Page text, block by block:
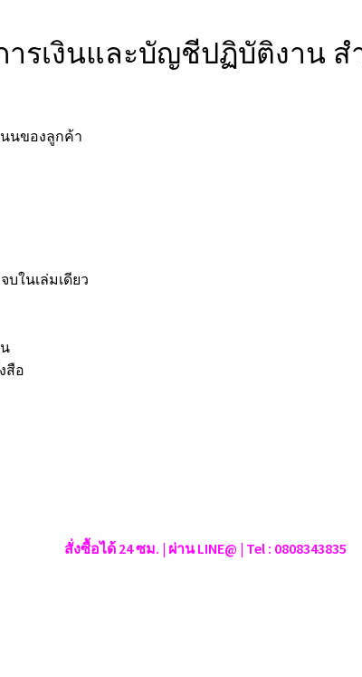
รเงินและบัญชีปฏิบัติงาน
นของลูกค้า
บในเล่มเดียว
สือ
สั่งซื้อได้ 24 ซม. | ผ่าน LINE@ | Tel : 0808343835